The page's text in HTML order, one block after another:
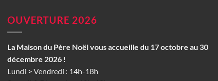
OUVERTURE 2026
La Maison du Père Noël vous accueille du 17 octobre au 30
décembre 2026 !
Lundi > Vendredi : 14h-18h